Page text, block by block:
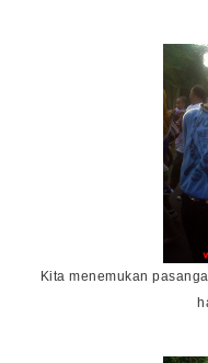
Kita menemukan